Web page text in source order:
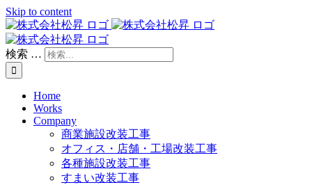
Skip to content
検索 …
Home
Works
Company
商業施設改装工事
オフィス・店舗・工場改装工事
各種施設改装工事
すまい改装工事